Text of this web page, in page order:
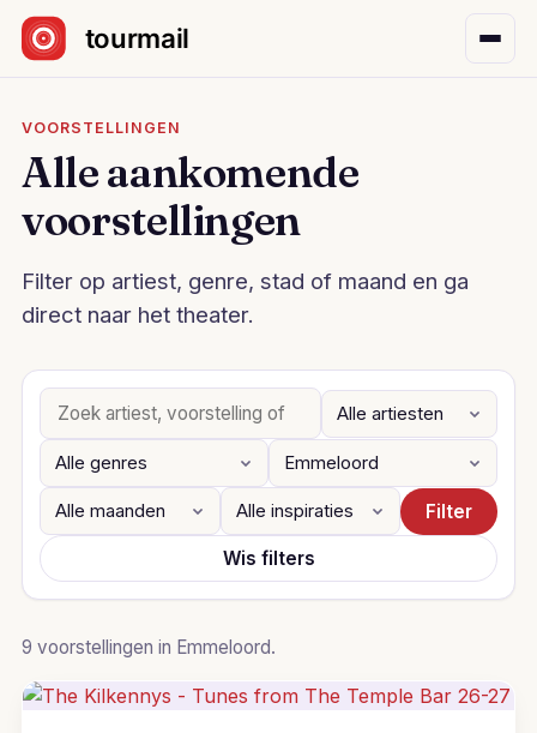
Sla navigatie over
VOORSTELLINGEN
Alle aankomende
voorstellingen
Filter op artiest, genre, stad of maand en ga
direct naar het theater.
Filter
Wis filters
9 voorstellingen in Emmeloord.